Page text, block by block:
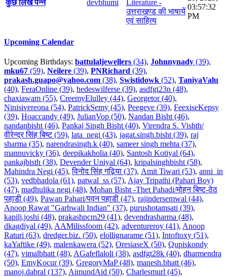
कुछ लिखे पन्ने devbhumi
Literature -
उत्तराखण्ड की भाषायें
एवं साहित्य
03:57:32
PM
Upcoming Calendar
Upcoming Birthdays: battulaljewellers (34), Johnnynady (39),
mku67 (59), Neilere (39), PNRichard (39),
prakash.guapo@yahoo.com (38), Swistidowk (52), TaniyaValu
(40), FeraOnline (39), hedeswilferse (39), asdfgt23n (48),
chaxiawam (55), CreemyElulley (44), Georgetor (40),
Ninisivereona (54), PatrickSemy (45), Peegeve (39), FeexiseKepsy
(39), Hoaccandy (49), JulianVop (50), Nandan Bisht (46),
nandanbisht (46), Pankaj Singh Bisht (40), Virendra S. Vishth/
वीरेन्द्र सिंह बिष्ट (59), lata_negi (43), jagat.singh.bisht (39), raj
sharma (35), narendrasingh.k (40), sameer singh mehta (37),
mannuvicky (36), deepikakholia (40), Santosh Kotiyal (64),
pankajbisth (38), Devender Uniyal (64), kripalsinghbisht (58),
Mahindra Negi (45),विनोद सिंह गढ़िया (37), Amit Tiwari (53), anni_in
(53), vedbhadola (61), patwal_ss (57), Ajay Tripathi (Pahari Boy)
(47), madhulika negi (48), Mohan Bisht -Thet Pahadi/मोहन बिष्ट-ठेठ
पहाडी (49), Pawan Pahari/पवन पहाडी (47), rajindersemwal (44),
Anoop Rawat "Garhwali Indian" (37), purushotamsati (39),
kapilj.joshi (48), prakashpcm29 (41), devendrasharma (48),
dkagdiyal (49), AAMilissfoom (42), adventureroy (41), Anoop
Raturi (63), dredger.biz. (50), elollignarame (51), Intoftoxy (51),
kaYaftike (49), malenkawera (52), OresiaseX (50), Qupiskondy
(47), vimalbhatt (48), AGafeflaloli (38), asdfgt28k (40), dharmendra
(50), EmyKocur (39), GregoryMaP (48), manesh.bhatt (46),
manoj.dabral (137), AimundAid (50), Charlesmurl (45),